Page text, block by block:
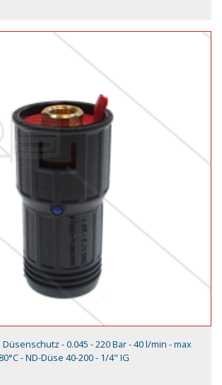
- 0.045 - 220 Bar - 40 l/min - max
80°C - ND-Düse 40-200 - 1/4" IG